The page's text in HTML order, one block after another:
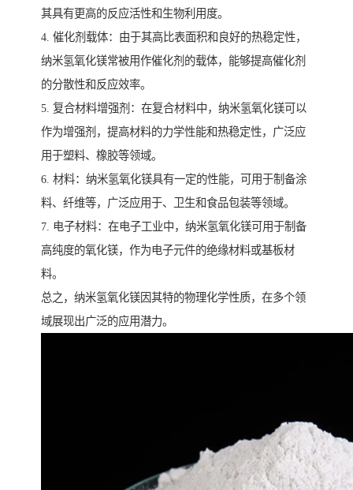
其具有更高的反应活性和生物利用度。
4. 催化剂载体：由于其高比表面积和良好的热稳定性，
纳米氢氧化镁常被用作催化剂的载体，能够提高催化剂
的分散性和反应效率。
5. 复合材料增强剂：在复合材料中，纳米氢氧化镁可以
作为增强剂，提高材料的力学性能和热稳定性，广泛应
用于塑料、橡胶等领域。
6. 材料：纳米氢氧化镁具有一定的性能，可用于制备涂
料、纤维等，广泛应用于、卫生和食品包装等领域。
7. 电子材料：在电子工业中，纳米氢氧化镁可用于制备
高纯度的氧化镁，作为电子元件的绝缘材料或基板材
料。
总之，纳米氢氧化镁因其特的物理化学性质，在多个领
域展现出广泛的应用潜力。